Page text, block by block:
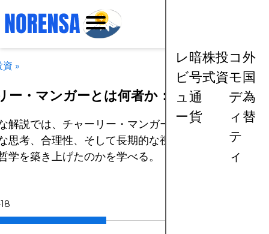
レ
ビ
ュ
ー
暗
号
通
貨
株
式
投
資
コ
モ
デ
ィ
テ
ィ
外
国
為
替
資 »
ー・マンガーとは何者か：究極の投資家ガ
解説では、チャーリー・マンガーがどのようにして
思考、合理性、そして長期的な視点によって世界で
学を築き上げたのかを学べる。